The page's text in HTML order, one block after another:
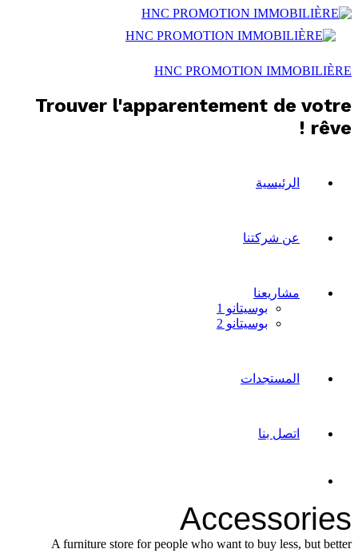
HNC PROMOTION IMMOBILIÈRE
Trouver l'apparentement de votre
rêve !
الرئيسية
عن شركتنا
مشاريعنا
بوسيتانو 1
بوسيتانو 2
المستجدات
اتصل بنا
Accessories
A furniture store for people who want to buy less, but better